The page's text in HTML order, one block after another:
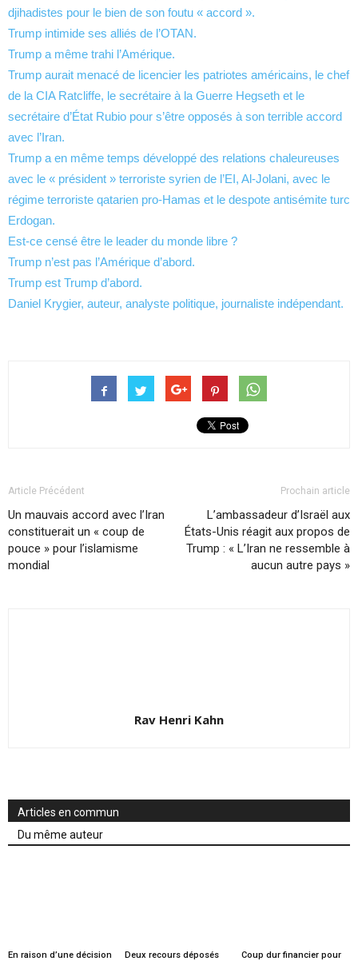
djihadistes pour le bien de son foutu « accord ».
Trump intimide ses alliés de l’OTAN.
Trump a même trahi l’Amérique.
Trump aurait menacé de licencier les patriotes américains, le chef
de la CIA Ratcliffe, le secrétaire à la Guerre Hegseth et le
secrétaire d’État Rubio pour s’être opposés à son terrible accord
avec l’Iran.
Trump a en même temps développé des relations chaleureuses
avec le « président » terroriste syrien de l’EI, Al-Jolani, avec le
régime terroriste qatarien pro-Hamas et le despote antisémite turc
Erdogan.
Est-ce censé être le leader du monde libre ?
Trump n’est pas l’Amérique d’abord.
Trump est Trump d’abord.
Daniel Krygier, auteur, analyste politique, journaliste indépendant.
Article Précédent
Un mauvais accord avec l’Iran
constituerait un « coup de
pouce » pour l’islamisme
mondial
Prochain article
L’ambassadeur d’Israël aux
États-Unis réagit aux propos de
Trump : « L’Iran ne ressemble à
aucun autre pays »
Rav Henri Kahn
Articles en commun
Du même auteur
En raison d’une décision
Deux recours déposés
Coup dur financier pour